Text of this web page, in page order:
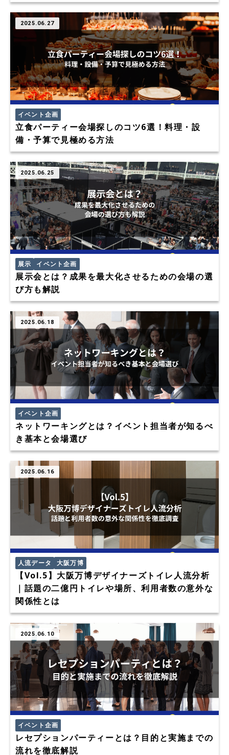
2025.06.27
イベント企画
立食パーティー会場探しのコツ6選！料理・設
備・予算で見極める方法
2025.06.25
展示 イベント企画
展示会とは？成果を最大化させるための会場の選
び方も解説
2025.06.18
イベント企画
ネットワーキングとは？イベント担当者が知るべ
き基本と会場選び
2025.06.16
人流データ 大阪万博
【Vol.5】大阪万博デザイナーズトイレ人流分析
｜話題の二億円トイレや場所、利用者数の意外な
関係性とは
2025.06.10
イベント企画
レセプションパーティーとは？目的と実施までの
流れを徹底解説